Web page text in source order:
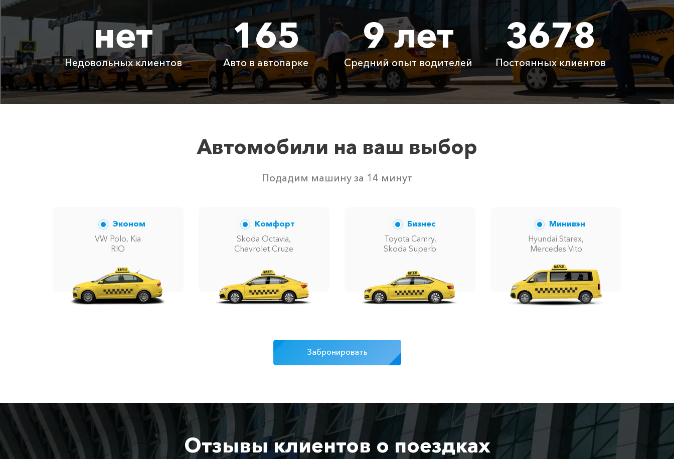
Адлер ⇆ ЖД вокзал Симферополь 10350 ₽
Адлер ⇆ Челябинск 12350 ₽ 24700 ₽ 37050 ₽ 49400 ₽
Детское автокресло Бесплатно Бесплатно Бесплатно Бесплатно
Ожидание машины Бесплатно Бесплатно Бесплатно Бесплатно
нет
Недовольных клиентов
165
Авто в автопарке
9 лет
Средний опыт водителей
3678
Постоянных клиентов
Автомобили на ваш выбор
Подадим машину за 14 минут
Эконом
VW Polo, Kia
RIO
Комфорт
Skoda Octavia,
Chevrolet Cruze
Бизнес
Toyota Camry,
Skoda Superb
Минивэн
Hyundai Starex,
Mercedes Vito
Забронировать
Отзывы клиентов о поездках